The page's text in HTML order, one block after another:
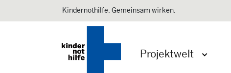
Kindernothilfe. Gemeinsam wirken.
Projektwelt